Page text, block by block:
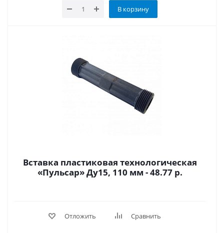
В корзину
Вставка пластиковая технологическая
«Пульсар» Ду15, 110 мм - 48.77 р.
Отложить Сравнить